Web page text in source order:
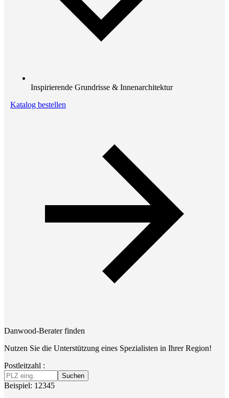
Inspirierende Grundrisse & Innenarchitektur
Katalog bestellen
Danwood-Berater finden
Nutzen Sie die Unterstützung eines Spezialisten in Ihrer Region!
Postleitzahl :
Suchen
Beispiel: 12345